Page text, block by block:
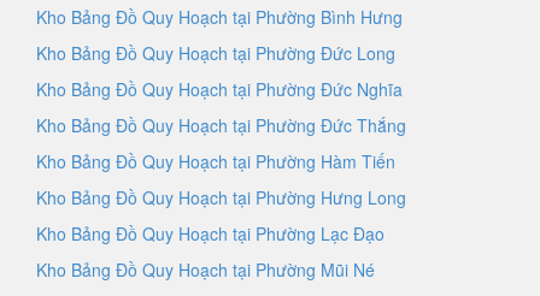
Kho Bảng Đồ Quy Hoạch tại Phường Bình Hưng
Kho Bảng Đồ Quy Hoạch tại Phường Đức Long
Kho Bảng Đồ Quy Hoạch tại Phường Đức Nghĩa
Kho Bảng Đồ Quy Hoạch tại Phường Đức Thắng
Kho Bảng Đồ Quy Hoạch tại Phường Hàm Tiến
Kho Bảng Đồ Quy Hoạch tại Phường Hưng Long
Kho Bảng Đồ Quy Hoạch tại Phường Lạc Đạo
Kho Bảng Đồ Quy Hoạch tại Phường Mũi Né